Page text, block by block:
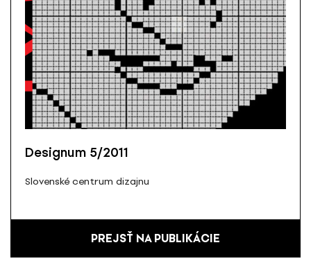
Designum 5/2011
Slovenské centrum dizajnu
PREJSŤ NA PUBLIKÁCIE